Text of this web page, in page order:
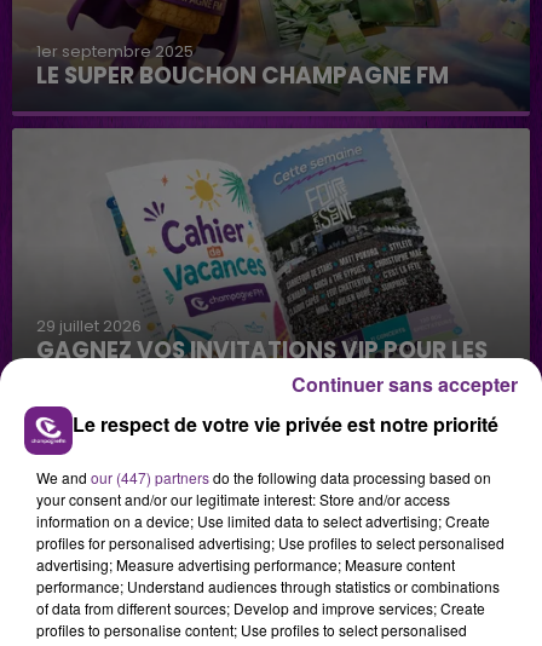
1er septembre 2025
LE SUPER BOUCHON CHAMPAGNE FM
29 juillet 2026
GAGNEZ VOS INVITATIONS VIP POUR LES
CONCERTS DE FOIRE EN SCÈNE 2026
29 juillet 2026
GAGNEZ VOTRE SÉJOUR AU CENTER
Le respect de votre vie privée est notre priorité
We and our (447) partnersdo the following data processing based on
your consent and/or our legitimate interest: Store and/or access
information on a device; Use limited data to select advertising; Create
profiles for personalised advertising; Use profiles to select personalised
advertising; Measure advertising performance; Measure content
performance; Understand audiences through statistics or combinations
of data from different sources; Develop and improve services; Create
profiles to personalise content; Use profiles to select personalised
Continuer sans accepter